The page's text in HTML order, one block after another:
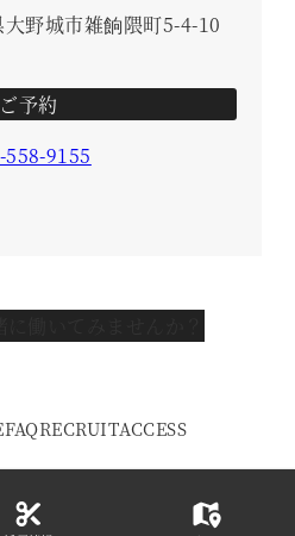
野城市雑餉隈町5-4-10
ご予約
558-9155
FAQRECRUITACCESS
DESIGN. All Rights